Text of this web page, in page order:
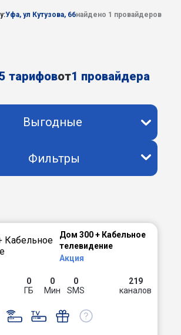
Уфа, ул Кутузова, 66найдено 1 провайдеров
тарифовот1 провайдера
Выгодные
Фильтры
Дом 300 + Кабельное
телевидение
Акция
0
ГБ
0
Мин
0
SMS
219
каналов